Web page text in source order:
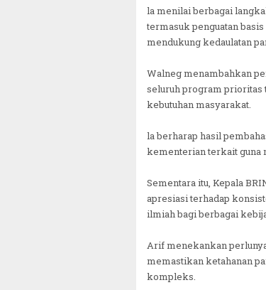
la menilai berbagai
termasuk penguatan
mendukung kedaulatan
Walneg menambahkan
seluruh program prioritas
kebutuhan masyarakat.
la berharap hasil
kementerian terkait guna
Sementara itu, Kepala
apresiasi terhadap
ilmiah bagi berbagai
Arif menekankan
memastikan ketahanan
kompleks.